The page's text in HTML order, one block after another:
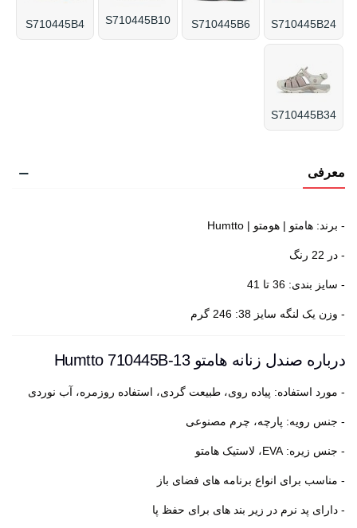
S710445B24
S710445B6
S710445B10
S710445B4
S710445B34
معرفی
- برند: هامتو | هومتو | Humtto
- در 22 رنگ
- سایز بندی: 36 تا 41
- وزن یک لنگه سایز 38: 246 گرم
درباره صندل زنانه هامتو Humtto 710445B-13
- مورد استفاده: پیاده روی، طبیعت گردی، استفاده روزمره، آب نوردی
- جنس رویه: پارچه، چرم مصنوعی
- جنس زیره: EVA، لاستیک هامتو
- مناسب برای انواع برنامه های فضای باز
- دارای پد نرم در زیر بند های برای حفظ پا